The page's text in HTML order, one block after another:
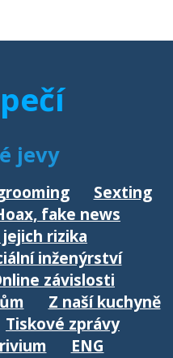
jevy
Sexting
fake news
rizika
inženýrství
závislosti
Z naší kuchyně
Tiskové zprávy
ENG